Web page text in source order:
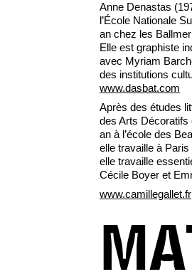
Anne Denastas
l’École Nationale
an chez les
Elle est graphiste
avec Myriam
des institutions
www.dasbat.com
Après des études
des Arts Décoratifs
an à l’école des
elle travaille à
elle travaille
Cécile Boyer et
www.camillegallet.fr